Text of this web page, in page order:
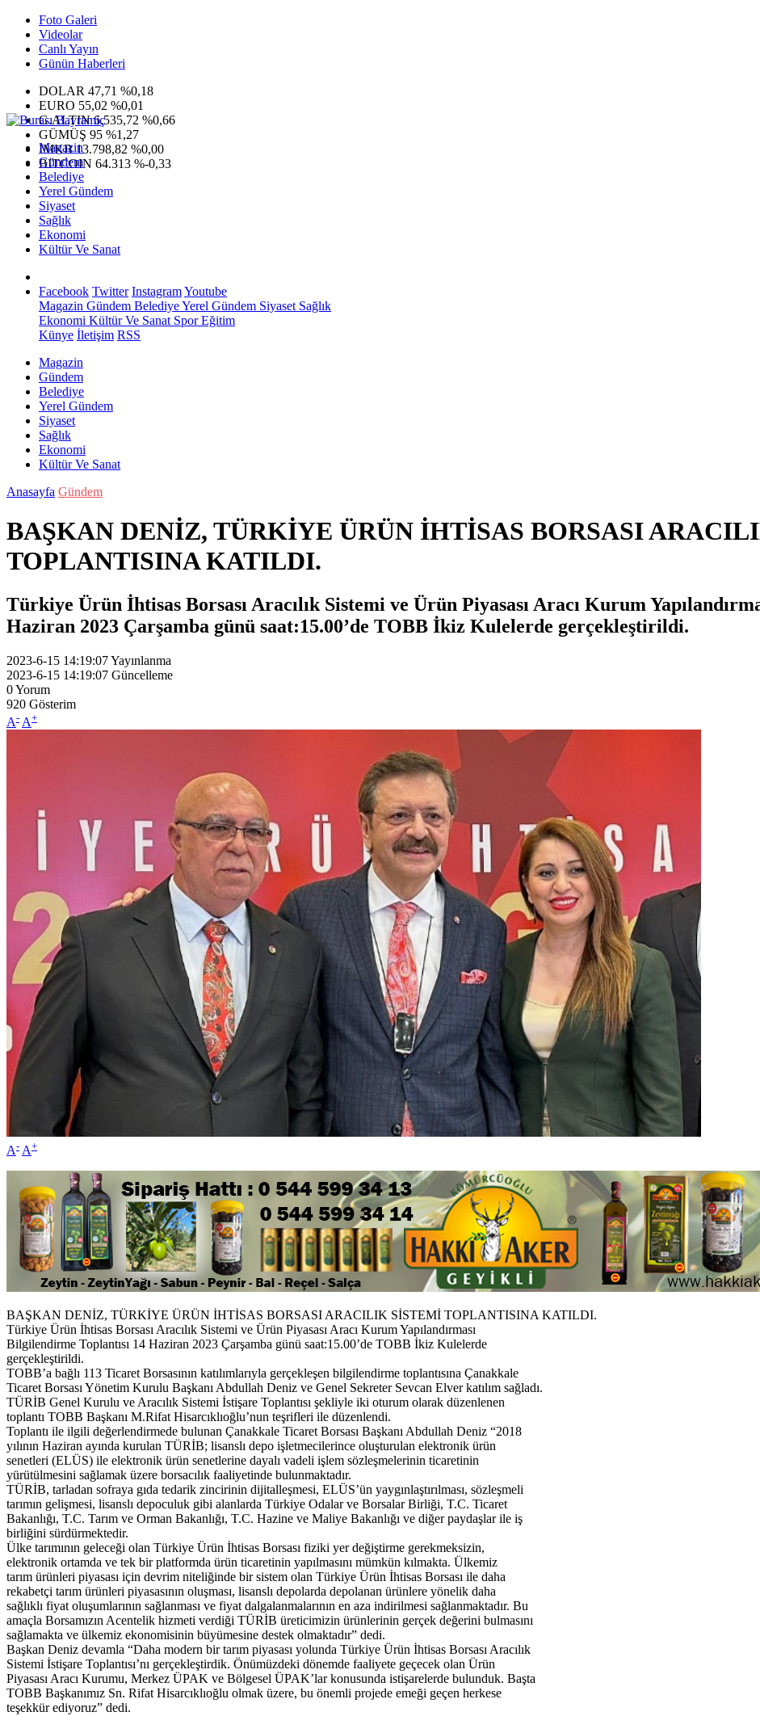
Foto Galeri
Videolar
Canlı Yayın
Günün Haberleri
DOLAR 47,71 %0,18
EURO 55,02 %0,01
G.ALTIN6.535,72 %0,66
GÜMÜŞ 95 %1,27
IMKB13.798,82 %0,00
BITCOIN 64.313 %-0,33
Magazin
Gündem
Belediye
Yerel Gündem
Siyaset
Sağlık
Ekonomi
Kültür Ve Sanat
Facebook Twitter InstagramYoutube
Magazin Gündem BelediyeYerel Gündem Siyaset Sağlık
Ekonomi Kültür Ve Sanat SporEğitim
Künye İletişim RSS
Magazin
Gündem
Belediye
Yerel Gündem
Siyaset
Sağlık
Ekonomi
Kültür Ve Sanat
Anasayfa Gündem
BAŞKAN DENİZ, TÜRKİYE ÜRÜN İHTİSAS BORSASI
TOPLANTISINA KATILDI.
Türkiye Ürün İhtisas Borsası Aracılık Sistemi ve Ürün Piyasası Aracı Kurum
Haziran 2023 Çarşamba günü saat:15.00’de TOBB İkiz Kulelerde gerçekleştirildi.
2023-6-15 14:19:07Yayınlanma
2023-6-15 14:19:07 Güncelleme
0Yorum
920 Gösterim
A- A+
A- A+
BAŞKAN DENİZ, TÜRKİYE ÜRÜN İHTİSAS BORSASI ARACILIK SİSTEMİ TOPLANTISINA KATILDI.
Türkiye Ürün İhtisas Borsası Aracılık Sistemi ve Ürün Piyasası Aracı Kurum Yapılandırması
Bilgilendirme Toplantısı 14 Haziran 2023 Çarşamba günü saat:15.00’de TOBB İkiz Kulelerde
gerçekleştirildi.
TOBB’a bağlı 113 Ticaret Borsasının katılımlarıyla gerçekleşen bilgilendirme toplantısına Çanakkale
Ticaret Borsası Yönetim Kurulu Başkanı Abdullah Deniz ve Genel Sekreter Sevcan Elver katılım sağladı.
TÜRİB Genel Kurulu ve Aracılık Sistemi İstişare Toplantısı şekliyle iki oturum olarak düzenlenen
toplantı TOBB Başkanı M.Rifat Hisarcıklıoğlu’nun teşrifleri ile düzenlendi.
Toplantı ile ilgili değerlendirmede bulunan Çanakkale Ticaret Borsası Başkanı Abdullah Deniz “2018
yılının Haziran ayında kurulan TÜRİB; lisanslı depo işletmecilerince oluşturulan elektronik ürün
senetleri (ELÜS) ile elektronik ürün senetlerine dayalı vadeli işlem sözleşmelerinin ticaretinin
yürütülmesini sağlamak üzere borsacılık faaliyetinde bulunmaktadır.
TÜRİB, tarladan sofraya gıda tedarik zincirinin dijitalleşmesi, ELÜS’ün yaygınlaştırılması, sözleşmeli
tarımın gelişmesi, lisanslı depoculuk gibi alanlarda Türkiye Odalar ve Borsalar Birliği, T.C. Ticaret
Bakanlığı, T.C. Tarım ve Orman Bakanlığı, T.C. Hazine ve Maliye Bakanlığı ve diğer paydaşlar ile iş
birliğini sürdürmektedir.
Ülke tarımının geleceği olan Türkiye Ürün İhtisas Borsası fiziki yer değiştirme gerekmeksizin,
elektronik ortamda ve tek bir platformda ürün ticaretinin yapılmasını mümkün kılmakta. Ülkemiz
tarım ürünleri piyasası için devrim niteliğinde bir sistem olan Türkiye Ürün İhtisas Borsası ile daha
rekabetçi tarım ürünleri piyasasının oluşması, lisanslı depolarda depolanan ürünlere yönelik daha
sağlıklı fiyat oluşumlarının sağlanması ve fiyat dalgalanmalarının en aza indirilmesi sağlanmaktadır. Bu
amaçla Borsamızın Acentelik hizmeti verdiği TÜRİB üreticimizin ürünlerinin gerçek değerini bulmasını
sağlamakta ve ülkemiz ekonomisinin büyümesine destek olmaktadır” dedi.
Başkan Deniz devamla “Daha modern bir tarım piyasası yolunda Türkiye Ürün İhtisas Borsası Aracılık
Sistemi İstişare Toplantısı’nı gerçekleştirdik. Önümüzdeki dönemde faaliyete geçecek olan Ürün
Piyasası Aracı Kurumu, Merkez ÜPAK ve Bölgesel ÜPAK’lar konusunda istişarelerde bulunduk. Başta
TOBB Başkanımız Sn. Rifat Hisarcıklıoğlu olmak üzere, bu önemli projede emeği geçen herkese
teşekkür ediyoruz” dedi.